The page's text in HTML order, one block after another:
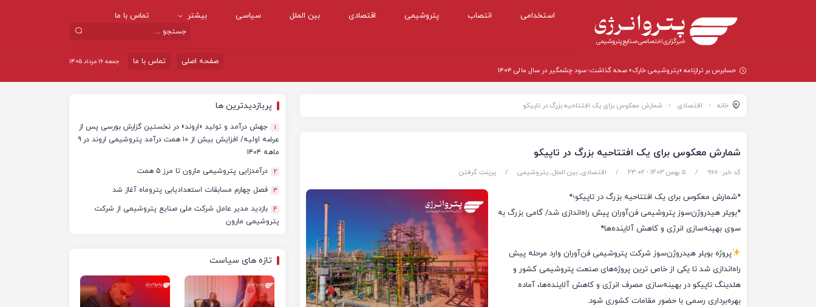
استخدامی انتصاب پتروشیمی اقتصادی بین الملل سیاسی بیشتر تماس با ما
جمعه ۱۶ مرداد ۱۴۰۵ تماس با ما
صفحه اصلی
حسابرس بر ترازنامه «پتروشیمی خارک» صحه گذاشت؛ سود چشمگیر در سال مالی ۱۴۰۴
خانه اقتصادی شمارش معکوس برای یک افتتاحیه بزرگ در تاپیکو
شمارش معکوس برای یک افتتاحیه بزرگ در تاپیکو
کد خبر: 966 / 5 بهمن 1403 - ۲۳:۰۲ / اقتصادی, بین الملل, پتروشیمی / پرینت گرفتن
*شمارش معکوس برای یک افتتاحیه بزرگ در تاپیکو؛*
*بویلر هیدروژن‌سوز پتروشیمی فن‌آوران پیش راه‌اندازی شد/ گامی بزرگ به
سوی بهینه‌سازی انرژی و کاهش آلاینده‌ها*
پروژه بویلر هیدروژن‌سوز شرکت پتروشیمی فن‌آوران وارد مرحله پیش
راه‌اندازی شد تا یکی از خاص ترین پروژه‌های صنعت پتروشیمی کشور و
هلدینگ تاپیکو در بهینه‌سازی مصرف انرژی و کاهش آلاینده‌ها، آماده
بهره‌برداری رسمی با حضور مقامات کشوری شود.
پربازدیدترین ها
1
جهش درآمد و تولید «اروند» در نخستین گزارش بورسی پس از
عرضه اولیه/ افزایش بیش از ۱۰ همت درآمد پتروشیمی اروند در ۹
ماهه ۱۴۰۴
2 درآمدزایی پتروشیمی مارون تا مرز ۵ همت
3 فصل چهارم مسابقات استعدادیابی پتروماه آغاز شد
4 بازدید مدیر عامل شرکت ملی صنایع پتروشیمی از شرکت
پتروشیمی مارون
تازه های سیاست